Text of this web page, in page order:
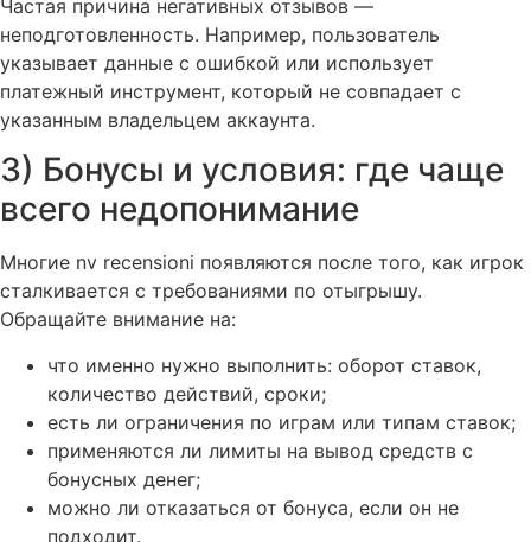
Частая причина негативных отзывов —
неподготовленность. Например, пользователь
указывает данные с ошибкой или использует
платежный инструмент, который не совпадает с
указанным владельцем аккаунта.
3) Бонусы и условия: где чаще
всего недопонимание
Многие nv recensioni появляются после того, как игрок
сталкивается с требованиями по отыгрышу.
Обращайте внимание на:
что именно нужно выполнить: оборот ставок,
количество действий, сроки;
есть ли ограничения по играм или типам ставок;
применяются ли лимиты на вывод средств с
бонусных денег;
можно ли отказаться от бонуса, если он не
подходит.